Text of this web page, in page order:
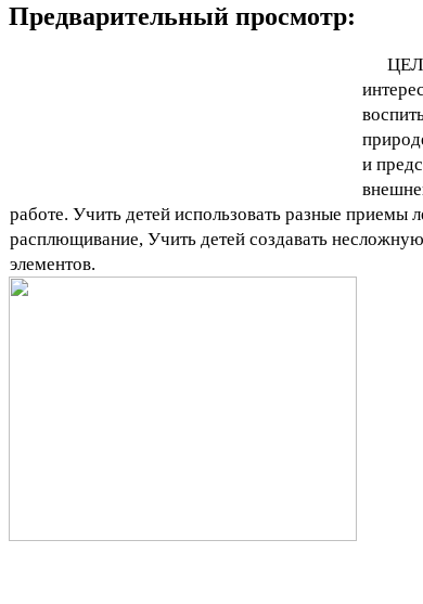
Предварительный просмотр:
и
работе. Учить детей использовать разные приемы
расплющивание, Учить детей создавать
элементов.